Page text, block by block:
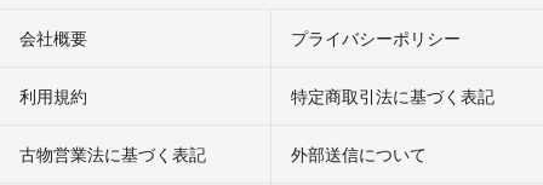
会社概要 プライバシーポリシー
利用規約 特定商取引法に基づく表記
古物営業法に基づく表記 外部送信について